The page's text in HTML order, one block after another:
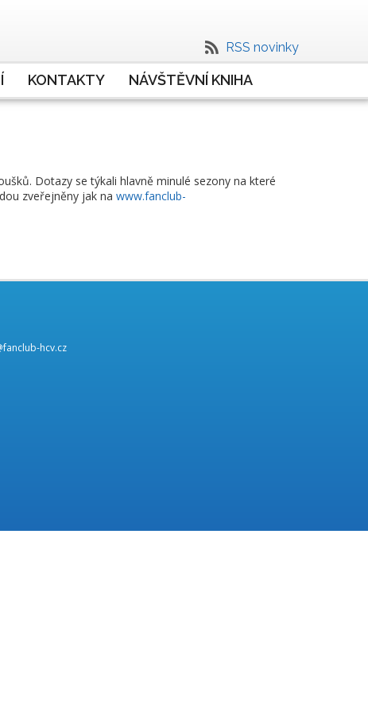
RSS novinky
KONTAKTY NÁVŠTĚVNÍ KNIHA
Dotazy se týkali hlavně minulé sezony na které
zveřejněny jak na www.fanclub-
hcv.cz